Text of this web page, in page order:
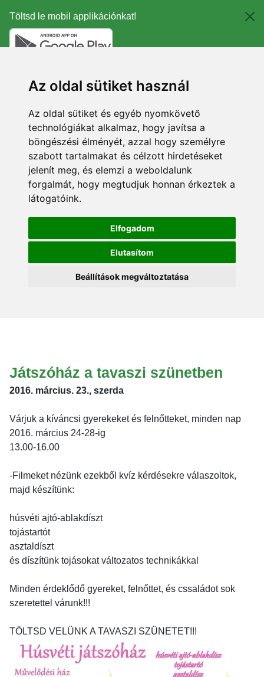
Töltsd le mobil applikációnkat!
Az oldal sütiket használ
Az oldal sütiket és egyéb nyomkövető
technológiákat alkalmaz, hogy javítsa a
böngészési élményét, azzal hogy személyre
szabott tartalmakat és célzott hirdetéseket
jelenít meg, és elemzi a weboldalunk
forgalmát, hogy megtudjuk honnan érkeztek a
látogatóink.
Elfogadom
Elutasítom
Beállítások megváltoztatása
Játszóház a tavaszi szünetben
2016. március. 23., szerda
Várjuk a kíváncsi gyerekeket és felnőtteket, minden nap
2016. március 24-28-ig
13.00-16.00
-Filmeket nézünk ezekből kvíz kérdésekre válaszoltok,
majd készítünk:
húsvéti ajtó-ablakdíszt
tojástartót
asztaldíszt
és díszítünk tojásokat változatos technikákkal
Minden érdeklődő gyereket, felnőttet, és cssaládot sok
szeretettel várunk!!!
TÖLTSD VELÜNK A TAVASZI SZÜNETET!!!